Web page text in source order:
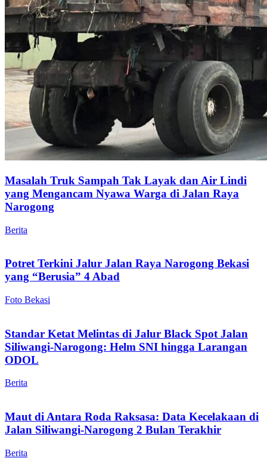
Masalah Truk Sampah Tak Layak dan Air Lindi
yang Mengancam Nyawa Warga di Jalan Raya
Narogong
Berita
Potret Terkini Jalur Jalan Raya Narogong Bekasi
yang “Berusia” 4 Abad
Foto Bekasi
Standar Ketat Melintas di Jalur Black Spot Jalan
Siliwangi-Narogong: Helm SNI hingga Larangan
ODOL
Berita
Maut di Antara Roda Raksasa: Data Kecelakaan di
Jalan Siliwangi-Narogong 2 Bulan Terakhir
Berita